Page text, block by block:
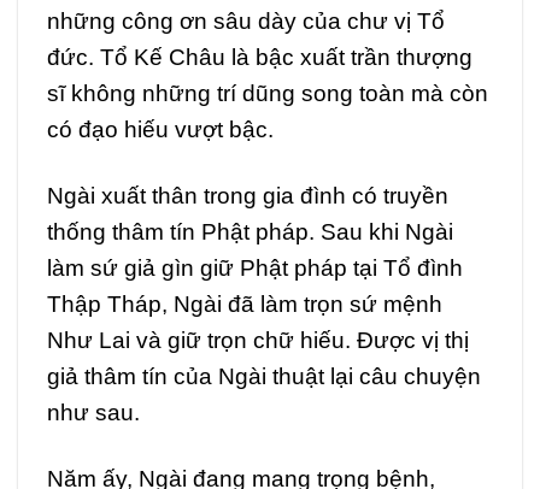
những công ơn sâu dày của chư vị Tổ
đức. Tổ Kế Châu là bậc xuất trần thượng
sĩ không những trí dũng song toàn mà còn
có đạo hiếu vượt bậc.
Ngài xuất thân trong gia đình có truyền
thống thâm tín Phật pháp. Sau khi Ngài
làm sứ giả gìn giữ Phật pháp tại Tổ đình
Thập Tháp, Ngài đã làm trọn sứ mệnh
Như Lai và giữ trọn chữ hiếu. Được vị thị
giả thâm tín của Ngài thuật lại câu chuyện
như sau.
Năm ấy, Ngài đang mang trọng bệnh,